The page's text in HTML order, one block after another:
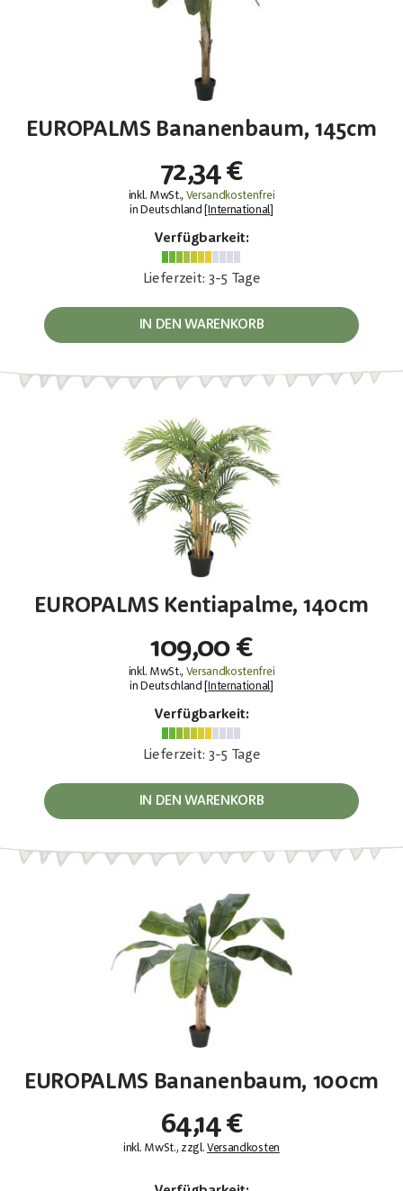
EUROPALMS Bananenbaum, 145cm
72,34 €
inkl. MwSt., Versandkostenfrei
in Deutschland [
International
Verfügbarkeit:
Lieferzeit: 3-5 Tage
IN DEN WARENKORB
EUROPALMS Kentiapalme, 140cm
109,00 €
inkl. MwSt., Versandkostenfrei
in Deutschland [
International
Verfügbarkeit:
Lieferzeit: 3-5 Tage
IN DEN WARENKORB
EUROPALMS Bananenbaum, 100cm
64,14 €
inkl. MwSt., zzgl.Versandkosten